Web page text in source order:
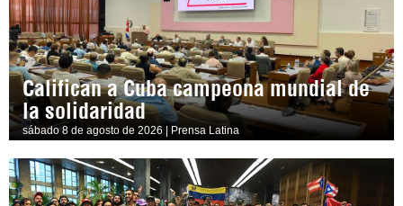
Califican a Cuba campeona mundial de
la solidaridad
sábado 8 de agosto de 2026 | Prensa Latina